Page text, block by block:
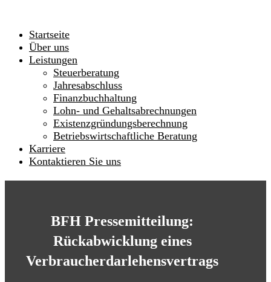
Startseite
Über uns
Leistungen
Steuerberatung
Jahresabschluss
Finanzbuchhaltung
Lohn- und Gehaltsabrechnungen
Existenzgründungsberechnung
Betriebswirtschaftliche Beratung
Karriere
Kontaktieren Sie uns
BFH Pressemitteilung:
Rückabwicklung eines
Verbraucherdarlehensvertrags